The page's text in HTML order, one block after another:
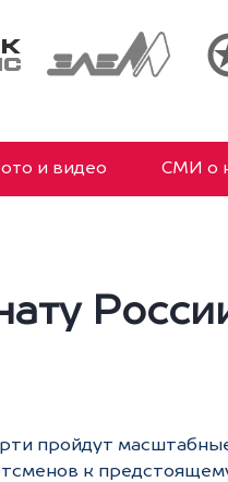
и видео СМИ о
пройдут
к